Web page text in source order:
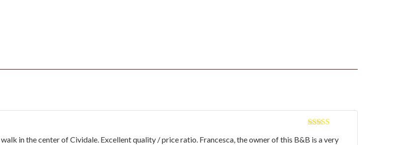
評価
in the center of Cividale. Excellent quality / price ratio. Francesca, the owner of this B&B is a very